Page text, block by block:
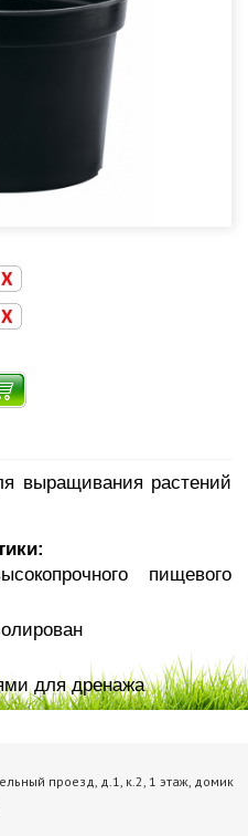
выращивания растений
пищевого
для дренажа
проезд, д.1, к.2, 1 этаж, домик